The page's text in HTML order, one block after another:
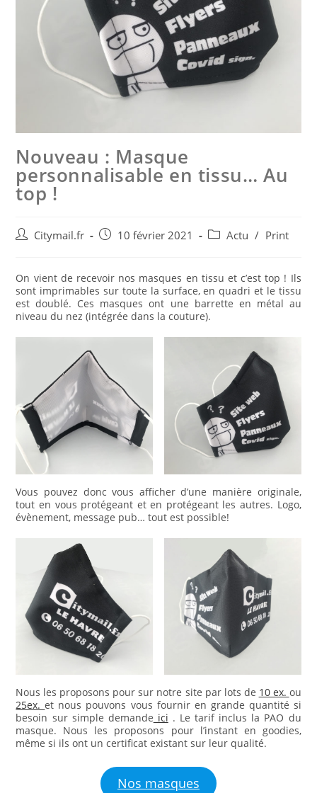
Nouveau : Masque
personnalisable en tissu… Au
top !
PostCitymail.fr
Post10 février 2021
PostActu / Print
On vient de recevoir nos masques en tissu et c’est top ! Ils
sont imprimables sur toute la surface, en quadri et le tissu
est doublé. Ces masques ont une barrette en métal au
niveau du nez (intégrée dans la couture).
Vous pouvez donc vous afficher d’une manière originale,
tout en vous protégeant et en protégeant les autres. Logo,
évènement, message pub… tout est possible!
Nous les proposons pour sur notre site par lots de 10 ex. ou
25ex.et nous pouvons vous fournir en grande quantité si
besoin sur simple demande ici . Le tarif inclus la PAO du
masque. Nous les proposons pour l’instant en goodies,
même si ils ont un certificat existant sur leur qualité.
Nos masques